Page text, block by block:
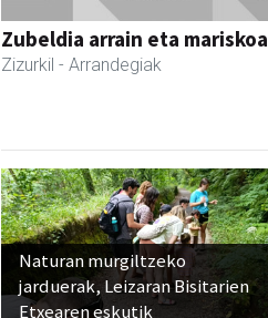
Zubeldia arrain eta mariskoa
Zizurkil - Arrandegiak
Naturan murgiltzeko
jarduerak, Leizaran Bisitarien
Etxearen eskutik